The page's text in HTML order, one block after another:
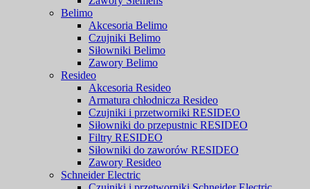
Belimo
Akcesoria Belimo
Czujniki Belimo
Siłowniki Belimo
Zawory Belimo
Resideo
Akcesoria Resideo
Armatura chłodnicza Resideo
Czujniki i przetworniki RESIDEO
Siłowniki do przepustnic RESIDEO
Filtry RESIDEO
Siłowniki do zaworów RESIDEO
Zawory Resideo
Schneider Electric